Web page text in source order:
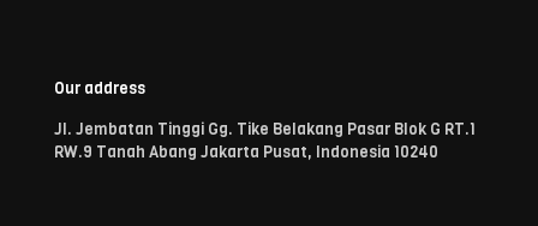
Our address
Jl. Jembatan Tinggi Gg. Tike Belakang Pasar Blok G RT.1
RW.9 Tanah Abang Jakarta Pusat, Indonesia 10240